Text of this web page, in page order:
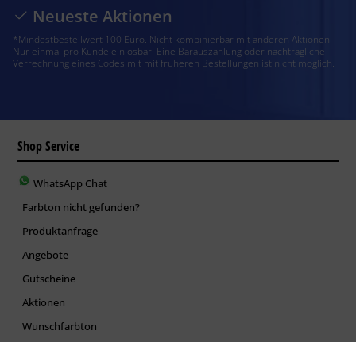
Neueste Aktionen
*Mindestbestellwert 100 Euro. Nicht kombinierbar mit anderen Aktionen.
Nur einmal pro Kunde einlösbar. Eine Barauszahlung oder nachträgliche
Verrechnung eines Codes mit mit früheren Bestellungen ist nicht möglich.
Shop Service
WhatsApp Chat
Farbton nicht gefunden?
Produktanfrage
Angebote
Gutscheine
Aktionen
Wunschfarbton